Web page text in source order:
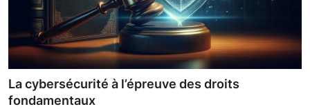
La cybersécurité à l’épreuve des droits
fondamentaux